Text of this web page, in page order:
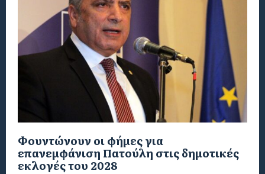
Φουντώνουν οι φήμες για
επανεμφάνιση Πατούλη στις δημοτικές
εκλογές του 2028